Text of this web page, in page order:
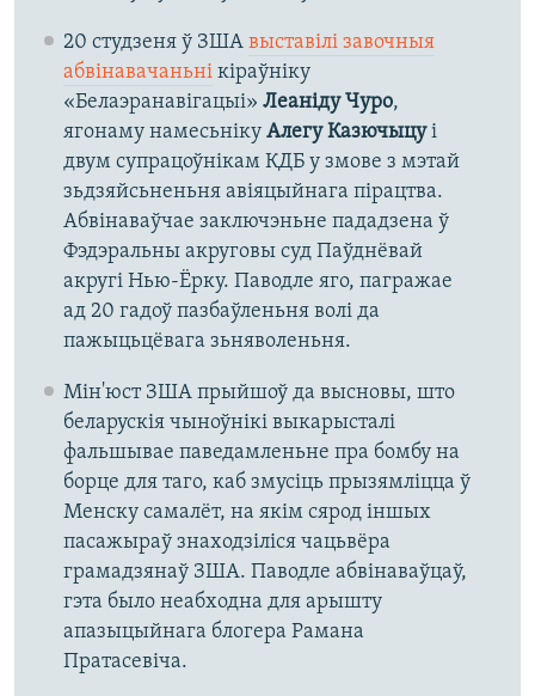
20 студзеня ў ЗША выставілі завочныя
абвінавачаньнікіраўніку
«Белаэранавігацыі» Леаніду Чуро,
ягонаму намесьніку Алегу Казючыцуі
двум супрацоўнікам КДБ у змове з мэтай
зьдзяйсьненьня авіяцыйнага пірацтва.
Абвінаваўчае заключэньне пададзена ў
Фэдэральны акруговы суд Паўднёвай
акругі Нью-Ёрку. Паводле яго, пагражае
ад 20 гадоў пазбаўленьня волі да
пажыцьцёвага зьняволеньня.
Мін'юст ЗША прыйшоў да высновы, што
беларускія чыноўнікі выкарысталі
фальшывае паведамленьне пра бомбу на
борце для таго, каб змусіць прызямліцца ў
Менску самалёт, на якім сярод іншых
пасажыраў знаходзіліся чацьвёра
грамадзянаў ЗША. Паводле абвінаваўцаў,
гэта было неабходна для арышту
апазыцыйнага блогера Рамана
Пратасевіча.